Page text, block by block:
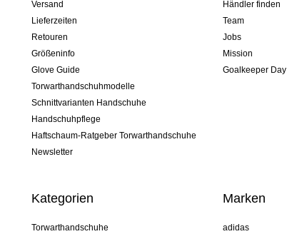
Versand
Lieferzeiten
Retouren
Größeninfo
Glove Guide
Torwarthandschuhmodelle
Schnittvarianten Handschuhe
Handschuhpflege
Haftschaum-Ratgeber Torwarthandschuhe
Newsletter
Händler finden
Team
Jobs
Mission
Goalkeeper Day
Kategorien
Torwarthandschuhe
Marken
adidas